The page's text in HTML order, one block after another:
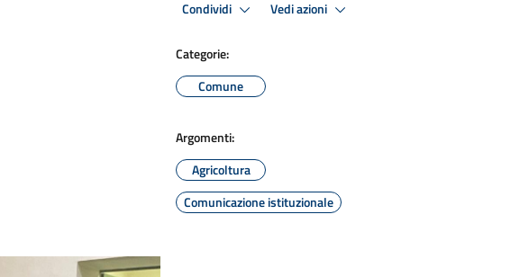
Condividi Vedi azioni
Categorie:
Comune
Argomenti:
Agricoltura
Comunicazione istituzionale